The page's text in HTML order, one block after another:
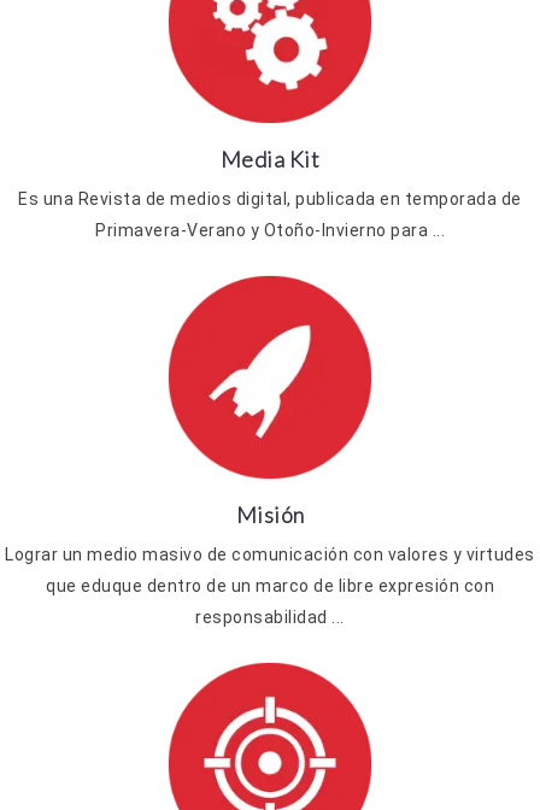
Media Kit
Es una Revista de medios digital, publicada en temporada de
Primavera-Verano y Otoño-Invierno para ...
Misión
Lograr un medio masivo de comunicación con valores y virtudes
que eduque dentro de un marco de libre expresión con
responsabilidad ...